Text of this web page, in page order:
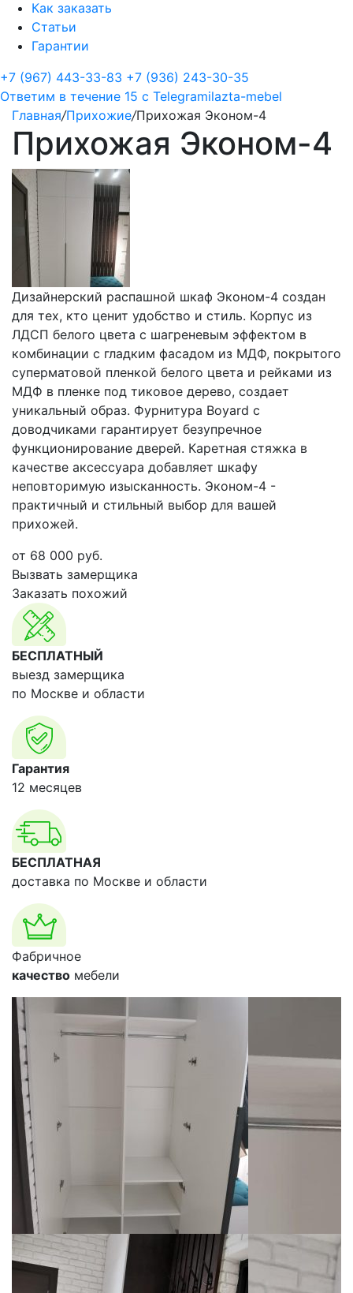
Как заказать
Статьи
Гарантии
+7 (967) 443-33-83 +7 (936) 243-30-35
Ответим в течение 15 с Telegramilazta-mebel
Главная/Прихожие/Прихожая Эконом-4
Прихожая Эконом-4
Дизайнерский распашной шкаф Эконом-4 создан
для тех, кто ценит удобство и стиль. Корпус из
ЛДСП белого цвета с шагреневым эффектом в
комбинации с гладким фасадом из МДФ, покрытого
суперматовой пленкой белого цвета и рейками из
МДФ в пленке под тиковое дерево, создает
уникальный образ. Фурнитура Boyard с
доводчиками гарантирует безупречное
функционирование дверей. Каретная стяжка в
качестве аксессуара добавляет шкафу
неповторимую изысканность. Эконом-4 -
практичный и стильный выбор для вашей
прихожей.
от 68 000 руб.
Вызвать замерщика
Заказать похожий
БЕСПЛАТНЫЙ
выезд замерщика
по Москве и области
Гарантия
12 месяцев
БЕСПЛАТНАЯ
доставка по Москве и области
Фабричное
качество мебели